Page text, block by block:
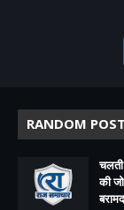
RANDOM
की
बरामद